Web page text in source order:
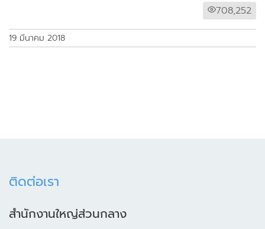
708,252
19 มีนาคม 2018
ติดต่อเรา
สำนักงานใหญ่ส่วนกลาง